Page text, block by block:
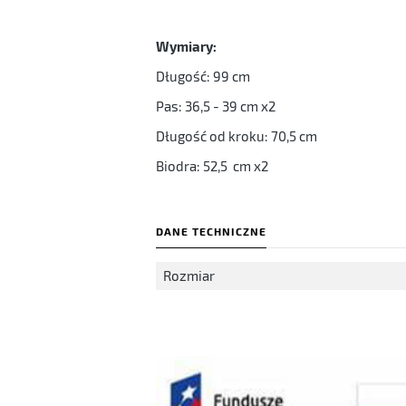
Wymiary:
Długość: 99 cm
Pas: 36,5 - 39 cm x2
Długość od kroku: 70,5 cm
Biodra: 52,5 cm x2
DANE TECHNICZNE
Rozmiar